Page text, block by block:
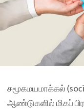
சமூகமயமாக்கல்
ஆண்டுகளில் மிகப்